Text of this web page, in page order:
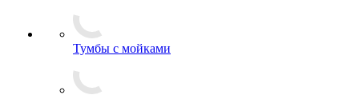
Тумбы с мойками